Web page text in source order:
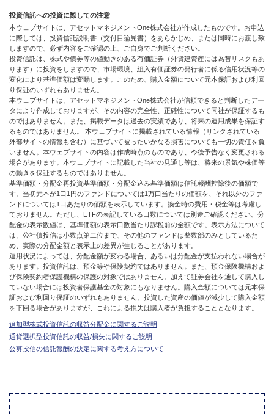
投資信託への投資に際しての注意
本ウェブサイトは、アセットマネジメントOne株式会社が作成したものです。お申込
に際しては、投資信託説明書（交付目論見書）をあらかじめ、または同時にお渡し致
しますので、必ず内容をご確認の上、ご自身でご判断ください。
投資信託は、株式や債券等の値動きのある有価証券（外貨建資産には為替リスクもあ
ります）に投資をしますので、市場環境、組入有価証券の発行者に係る信用状況等の
変化により基準価額は変動します。このため、購入金額について元本保証および利回
り保証のいずれもありません。
本ウェブサイトは、アセットマネジメントOne株式会社が信頼できると判断したデー
タにより作成しておりますが、その内容の完全性、正確性について同社が保証するも
のではありません。また、掲載データは過去の実績であり、将来の運用成果を保証す
るものではありません。 本ウェブサイトに掲載されている情報（リンクされている
外部サイトの情報も含む）に基づいて被ったいかなる損害についても一切の責任を負
いません。本ウェブサイトの内容は作成時点のものであり、今後予告なく変更される
場合があります。本ウェブサイトに記載した当社の見通し等は、将来の景気や株価等
の動きを保証するものではありません。
基準価額・分配金再投資基準価額・分配金込み基準価額は信託報酬控除後の価額で
す。当初元本が1口1円のファンドについては1万口当たりの価額を、それ以外のファ
ンドについては1口あたりの価額を表示しています。換金時の費用・税金等は考慮し
ておりません。ただし、ETFの表記している口数については別途ご確認ください。分
配金の表示数値は、基準価額の表示口数当たり課税前の金額です。表示方法について
は、公社債投信は小数点第二位まで、その他のファンドは整数部のみとしているた
め、実際の分配金額と表示上の差異が生じることがあります。
運用状況によっては、分配金額が変わる場合、あるいは分配金が支払われない場合が
あります。投資信託は、預金等や保険契約ではありません。また、預金保険機構およ
び保険契約者保護機構の保護の対象ではありません。加えて証券会社を通して購入し
ていない場合には投資者保護基金の対象にもなりません。購入金額については元本保
証および利回り保証のいずれもありません。投資した資産の価値が減少して購入金額
を下回る場合がありますが、これによる損失は購入者が負担することとなります。
追加型株式投資信託の収益分配金に関するご説明
通貨選択型投資信託の収益/損失に関するご説明
公募投信の信託報酬の決定に関する考え方について